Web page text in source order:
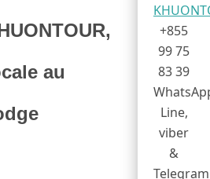
au
+855
99 75
83 39
Line,
viber
&
Telegram